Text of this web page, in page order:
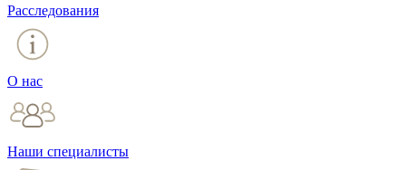
Расследования
О нас
Наши специалисты